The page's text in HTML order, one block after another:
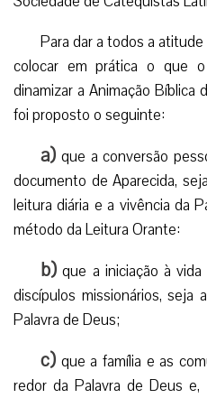
Para dar a todos a
colocar em prática o que
dinamizar a Animação
foi proposto o seguinte:
a) que a conversão
documento de Aparecida,
leitura diária e a vivência da
método da Leitura Orante:
b) que a iniciação à
discípulos missionários, seja
Palavra de Deus;
c) que a família e as
redor da Palavra de Deus